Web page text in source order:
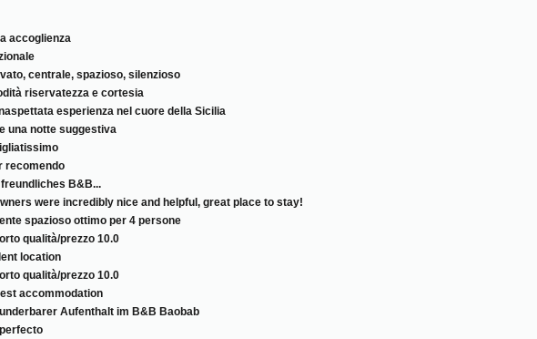
accoglienza
centrale, spazioso, silenzioso
riservatezza e cortesia
esperienza nel cuore della Sicilia
una notte suggestiva
recomendo
B&B...
were incredibly nice and helpful, great place to stay!
spazioso ottimo per 4 persone
qualità/prezzo 10.0
location
qualità/prezzo 10.0
accommodation
Aufenthalt im B&B Baobab